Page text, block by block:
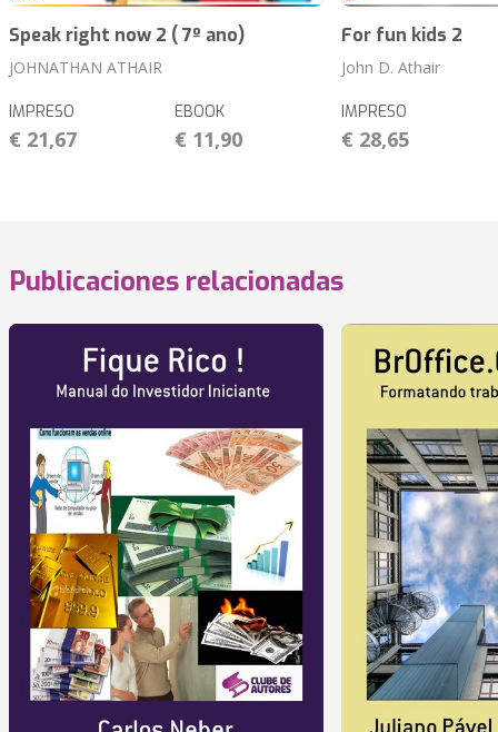
Speak right now 2 ( 7º ano)
JOHNATHAN ATHAIR
IMPRESO
€ 21,67
EBOOK
€ 11,90
For fun kids 2
John D. Athair
IMPRESO
€ 28,65
Publicaciones relacionadas